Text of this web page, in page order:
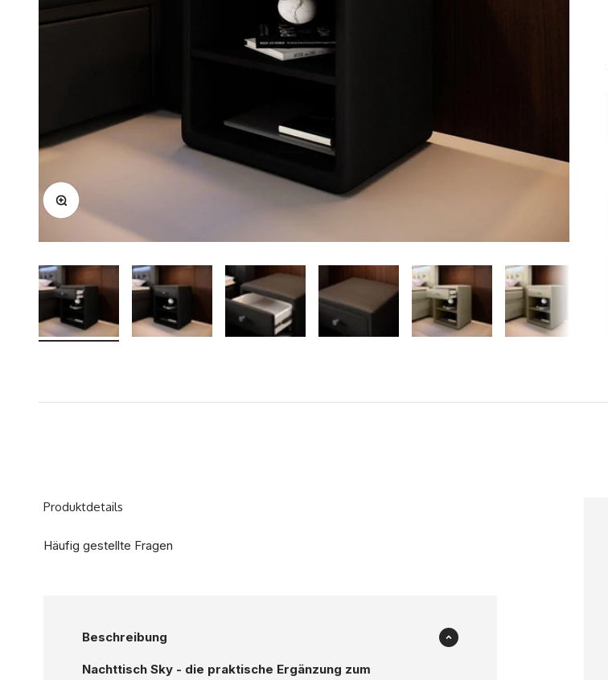
Bild vergrößern
Produktdetails
Häufig gestellte Fragen
Beschreibung
Nachttisch Sky - die praktische Ergänzung zum